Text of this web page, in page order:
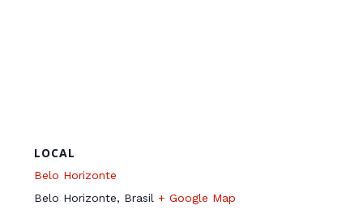
LOCAL
Belo Horizonte
Belo Horizonte, Brasil + Google Map